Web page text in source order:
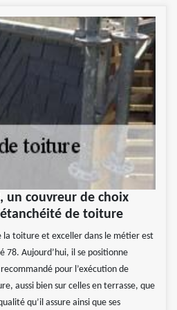
un couvreur de choix
de toiture
la toiture et exceller dans le métier est
78. Aujourd’hui, il se positionne
pour l’exécution de
aussi bien sur celles en terrasse, que
qu’il assure ainsi que ses